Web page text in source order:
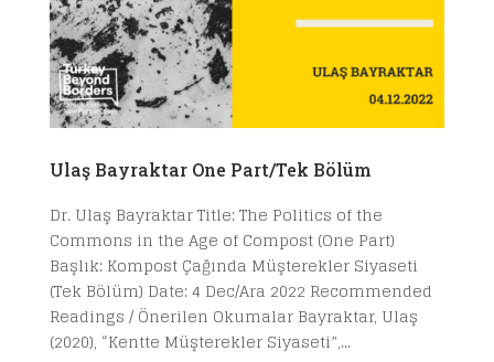
Ulaş Bayraktar One Part/Tek Bölüm
Dr. Ulaş Bayraktar Title: The Politics of the
Commons in the Age of Compost (One Part)
Başlık: Kompost Çağında Müşterekler Siyaseti
(Tek Bölüm) Date: 4 Dec/Ara 2022 Recommended
Readings / Önerilen Okumalar Bayraktar, Ulaş
(2020), “Kentte Müşterekler Siyaseti”,...